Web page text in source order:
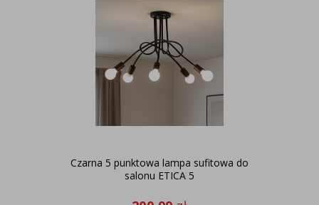
Czarna 5 punktowa lampa sufitowa do
salonu ETICA 5